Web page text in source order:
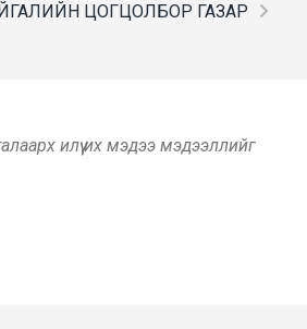
ЦОГЦОЛБОР ГАЗАР
илүү их мэдээ мэдээллийг